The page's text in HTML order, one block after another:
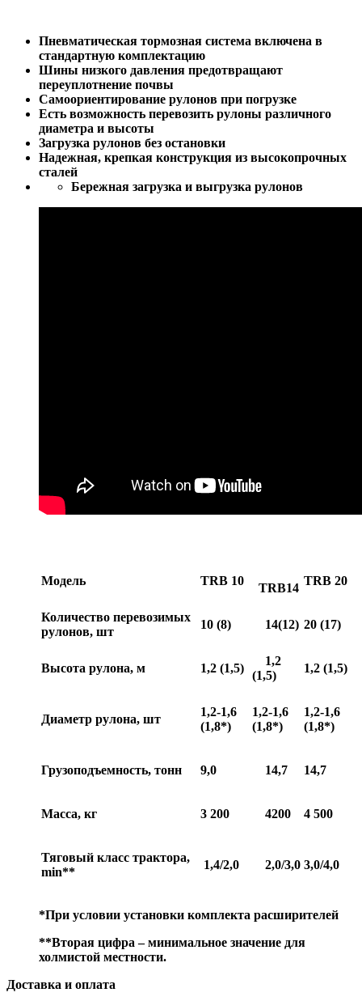
Пневматическая тормозная система включена в
стандартную комплектацию
Шины низкого давления предотвращают
переуплотнение почвы
Самоориентирование рулонов при погрузке
Есть возможность перевозить рулоны различного
диаметра и высоты
Загрузка рулонов без остановки
Надежная, крепкая конструкция из высокопрочных
сталей
Бережная загрузка и выгрузка рулонов
Модель TRB 10
TRB14
TRB 20
Количество перевозимых
рулонов, шт
10 (8) 14(12) 20 (17)
Высота рулона, м 1,2 (1,5)
1,2
(1,5)
1,2 (1,5)
Диаметр рулона, шт
1,2-1,6
(1,8*)
1,2-1,6
(1,8*)
1,2-1,6
(1,8*)
Грузоподъемность, тонн 9,0 14,7 14,7
Масса, кг 3 200 4200 4 500
Тяговый класс трактора,
min**
1,4/2,0 2,0/3,0 3,0/4,0
*При условии установки комплекта расширителей
**Вторая цифра – минимальное значение для
холмистой местности.
Доставка и оплата